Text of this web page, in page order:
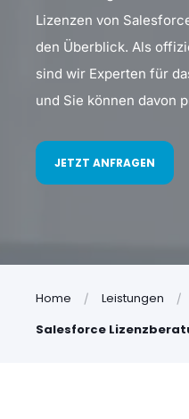
Lizenzen von
den Überblick. Als
sind wir Experten für
und Sie können davon
JETZT ANFRAGEN
Home
Leistungen
Salesforce